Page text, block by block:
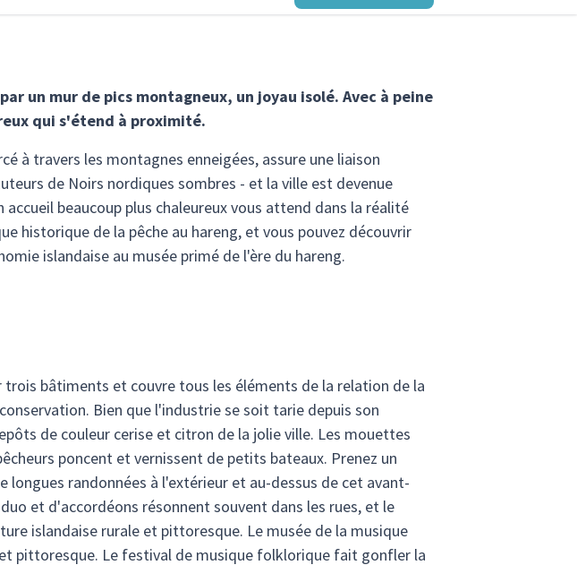
un mur de pics montagneux, un joyau isolé. Avec à peine
qui s'étend à proximité.
à travers les montagnes enneigées, assure une liaison
de Noirs nordiques sombres - et la ville est devenue
beaucoup plus chaleureux vous attend dans la réalité
historique de la pêche au hareng, et vous pouvez découvrir
islandaise au musée primé de l'ère du hareng.
bâtiments et couvre tous les éléments de la relation de la
Bien que l'industrie se soit tarie depuis son
de couleur cerise et citron de la jolie ville. Les mouettes
poncent et vernissent de petits bateaux. Prenez un
randonnées à l'extérieur et au-dessus de cet avant-
et d'accordéons résonnent souvent dans les rues, et le
islandaise rurale et pittoresque. Le musée de la musique
pittoresque. Le festival de musique folklorique fait gonfler la